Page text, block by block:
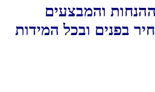
והמבצעים
בפנים ובכל המידות